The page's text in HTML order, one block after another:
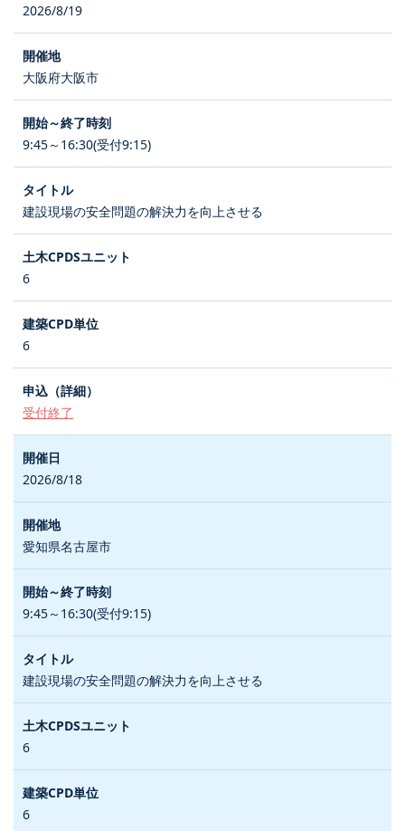
2026/8/19
大阪府大阪市
9:45～16:30(受付9:15)
建設現場の安全問題の解決力を向上させる
6
6
受付終了
2026/8/18
愛知県名古屋市
9:45～16:30(受付9:15)
建設現場の安全問題の解決力を向上させる
6
6